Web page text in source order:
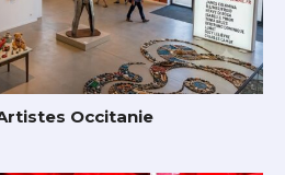
Occitanie